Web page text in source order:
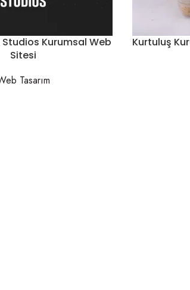
Kurumsal Web
Sitesi
Tasarım
Kurtuluş